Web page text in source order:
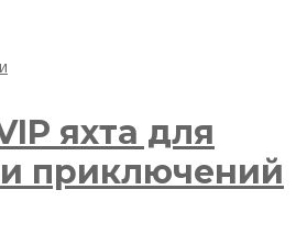
яхта для
приключений